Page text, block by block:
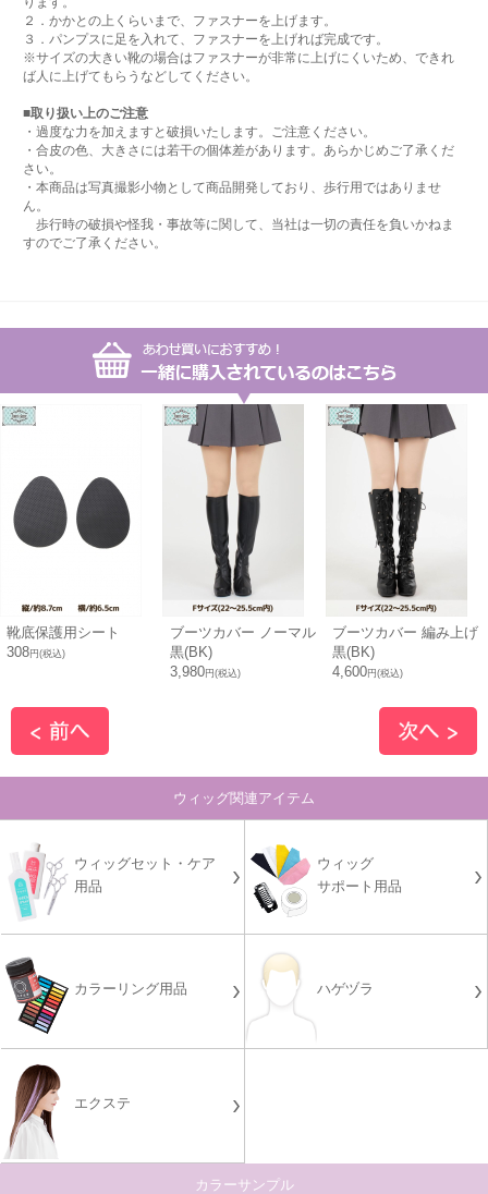
２．かかとの上くらいまで、ファスナーを上げます。
３．パンプスに足を入れて、ファスナーを上げれば完成です。
※サイズの大きい靴の場合はファスナーが非常に上げにくいため、できれ
ば人に上げてもらうなどしてください。
■取り扱い上のご注意
・過度な力を加えますと破損いたします。ご注意ください。
・合皮の色、大きさには若干の個体差があります。あらかじめご了承くだ
さい。
・本商品は写真撮影小物として商品開発しており、歩行用ではありませ
ん。
歩行時の破損や怪我・事故等に関して、当社は一切の責任を負いかねま
すのでご了承ください。
靴底保護用シート
308円(税込)
ブーツカバー ノーマル
黒(BK)
3,980円(税込)
ブーツカバー 編み上げ
黒(BK)
4,600円(税込)
ウィッグ関連アイテム
ウィッグセット・ケア
用品
ウィッグ
サポート用品
カラーリング用品 ハゲヅラ
エクステ
カラーサンプル